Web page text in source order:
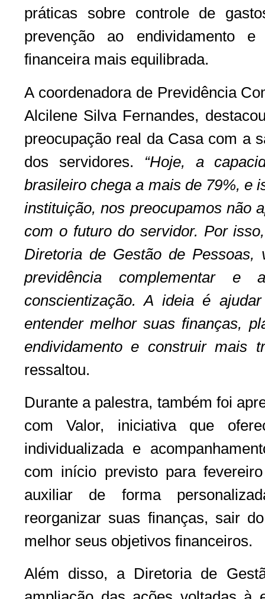
práticas sobre controle de
prevenção ao endividamento
financeira mais equilibrada.
A coordenadora de Previdência
Alcilene Silva Fernandes,
preocupação real da Casa com a
dos servidores. “Hoje, a
brasileiro chega a mais de 79%, e
instituição, nos preocupamos não
com o futuro do servidor. Por
Diretoria de Gestão de
previdência complementar e
conscientização. A ideia é
entender melhor suas finanças,
endividamento e construir mais
ressaltou.
Durante a palestra, também foi
com Valor, iniciativa que
individualizada e
com início previsto para
auxiliar de forma
reorganizar suas finanças, sair
melhor seus objetivos financeiros.
Além disso, a Diretoria de